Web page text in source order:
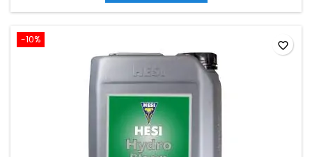
-10% favorite_border